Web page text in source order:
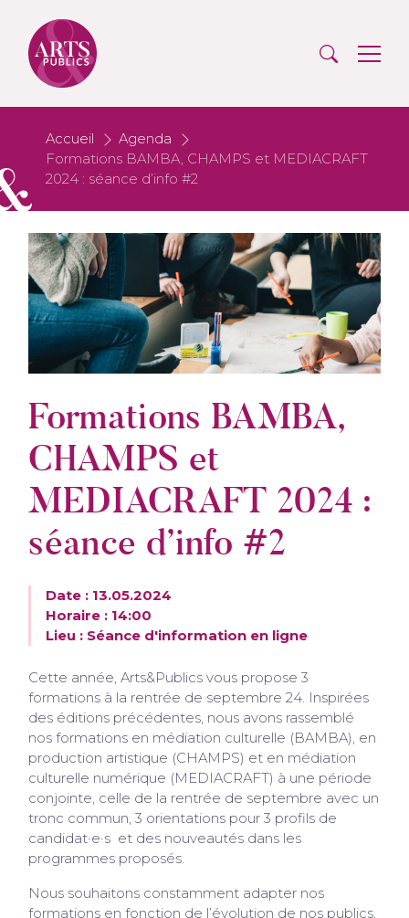
Accueil
Agenda
Formations BAMBA, CHAMPS et MEDIACRAFT
2024 : séance d’info #2
Formations BAMBA,
CHAMPS et
MEDIACRAFT 2024 :
séance d’info #2
Date : 13.05.2024
Horaire : 14:00
Lieu : Séance d'information en ligne
Cette année, Arts&Publics vous propose 3
formations à la rentrée de septembre 24. Inspirées
des éditions précédentes, nous avons rassemblé
nos formations en médiation culturelle (BAMBA), en
production artistique (CHAMPS) et en médiation
culturelle numérique (MEDIACRAFT) à une période
conjointe, celle de la rentrée de septembre avec un
tronc commun, 3 orientations pour 3 profils de
candidat·e·s et des nouveautés dans les
programmes proposés.
Nous souhaitons constamment adapter nos
formations en fonction de l’évolution de nos publics,